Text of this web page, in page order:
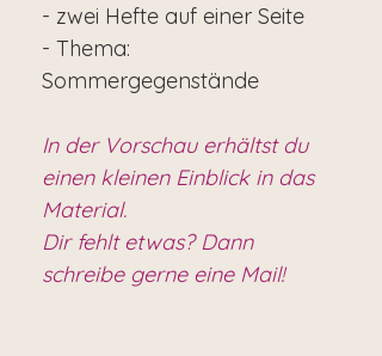
- zwei Hefte auf einer Seite
- Thema:
Sommergegenstände
In der Vorschau erhältst du
einen kleinen Einblick in das
Material.
Dir fehlt etwas? Dann
schreibe gerne eine Mail!